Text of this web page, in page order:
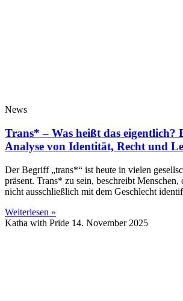
News
Trans* – Was heißt das eigentlich?
Analyse von Identität, Recht und
Der Begriff „trans*“ ist heute in vielen
präsent. Trans* zu sein, beschreibt Menschen,
nicht ausschließlich mit dem Geschlecht
Weiterlesen »
Katha with Pride 14. November 2025